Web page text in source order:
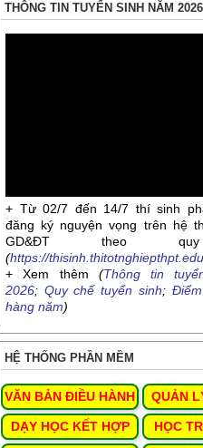
THÔNG TIN TUYỂN SINH NĂM 2026
+ Từ 02/7 đến 14/7 thí sinh
đăng ký nguyện vọng trên hệ
GD&ĐT theo
(https://
+ Xem thêm (Thông tin
2026; Quy chế tuyển sinh;
hàng năm)
HỆ THỐNG PHẦN MỀM
VĂN BẢN ĐIỀU HÀNH QUẢN
DẠY HỌC KẾT HỢP HỌC